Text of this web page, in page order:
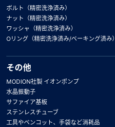
ボルト（精密洗浄済み）
ナット（精密洗浄済み）
ワッシャ（精密洗浄済み）
Oリング（精密洗浄済み/ベーキング済み）
その他
MODION社製 イオンポンプ
水晶振動子
サファイア基板
ステンレスチューブ
工具やベンコット、手袋など消耗品